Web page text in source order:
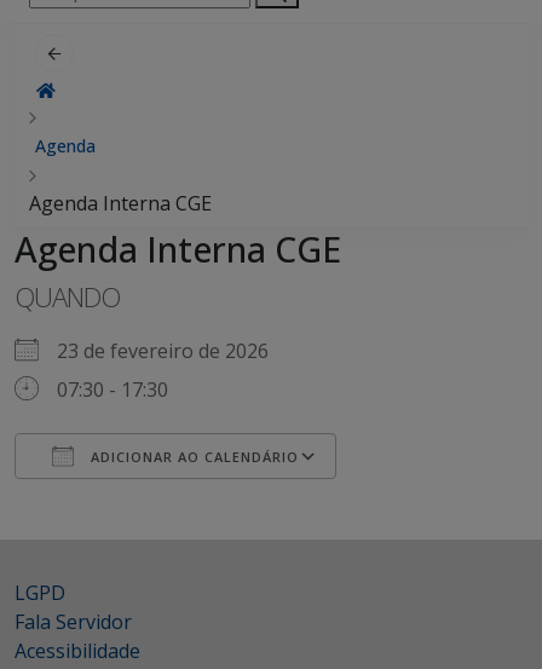
por:
Agenda
Agenda Interna CGE
Agenda Interna CGE
QUANDO
23 de fevereiro de 2026
07:30 - 17:30
ADICIONAR AO CALENDÁRIO
LGPD
Fala Servidor
Acessibilidade